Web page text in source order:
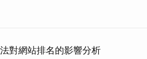
對網站排名的影響分析